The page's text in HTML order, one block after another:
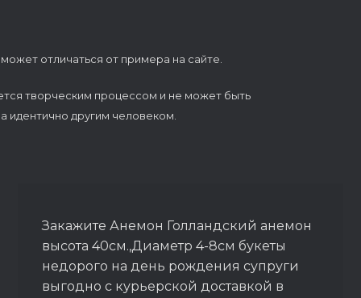
отличаться от примера на сайте.
творческим процессом и не может быть
идентично другим человеком.
Закажите Анемон Голландский анемон
высота 40см.,Диаметр 4-8см букеты
недорого на день рождения супруги
выгодно с курьерской доставкой в